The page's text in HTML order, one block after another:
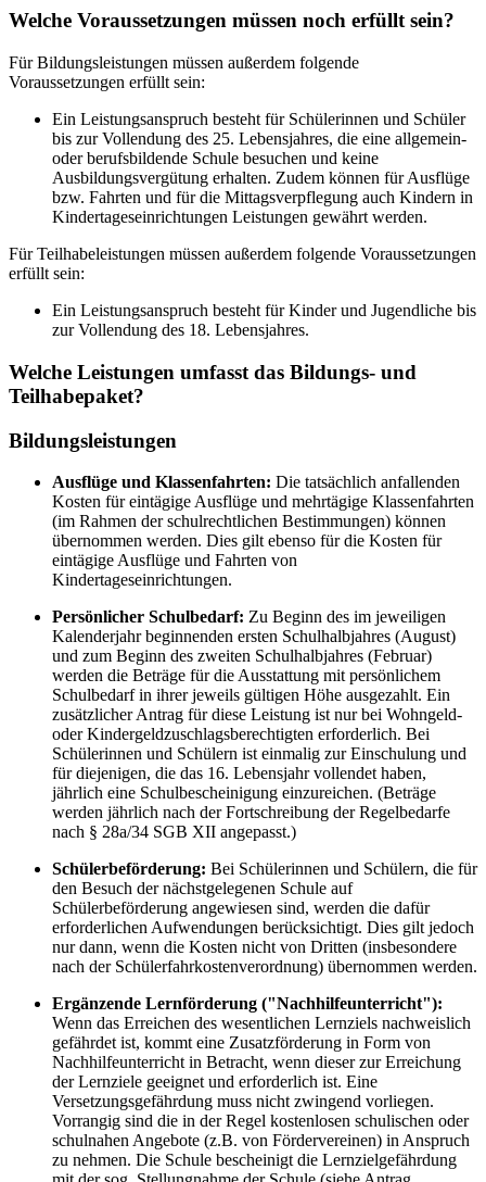
Welche Voraussetzungen müssen noch erfüllt sein?
Für Bildungsleistungen müssen außerdem folgende
Voraussetzungen erfüllt sein:
Ein Leistungsanspruch besteht für Schülerinnen und Schüler
bis zur Vollendung des 25. Lebensjahres, die eine allgemein-
oder berufsbildende Schule besuchen und keine
Ausbildungsvergütung erhalten. Zudem können für Ausflüge
bzw. Fahrten und für die Mittagsverpflegung auch Kindern in
Kindertageseinrichtungen Leistungen gewährt werden.
Für Teilhabeleistungen müssen außerdem folgende Voraussetzungen
erfüllt sein:
Ein Leistungsanspruch besteht für Kinder und Jugendliche bis
zur Vollendung des 18. Lebensjahres.
Welche Leistungen umfasst das Bildungs- und
Teilhabepaket?
Bildungsleistungen
Ausflüge und Klassenfahrten: Die tatsächlich anfallenden
Kosten für eintägige Ausflüge und mehrtägige Klassenfahrten
(im Rahmen der schulrechtlichen Bestimmungen) können
übernommen werden. Dies gilt ebenso für die Kosten für
eintägige Ausflüge und Fahrten von
Kindertageseinrichtungen.
Persönlicher Schulbedarf: Zu Beginn des im jeweiligen
Kalenderjahr beginnenden ersten Schulhalbjahres (August)
und zum Beginn des zweiten Schulhalbjahres (Februar)
werden die Beträge für die Ausstattung mit persönlichem
Schulbedarf in ihrer jeweils gültigen Höhe ausgezahlt. Ein
zusätzlicher Antrag für diese Leistung ist nur bei Wohngeld-
oder Kindergeldzuschlagsberechtigten erforderlich. Bei
Schülerinnen und Schülern ist einmalig zur Einschulung und
für diejenigen, die das 16. Lebensjahr vollendet haben,
jährlich eine Schulbescheinigung einzureichen. (Beträge
werden jährlich nach der Fortschreibung der Regelbedarfe
nach § 28a/34 SGB XII angepasst.)
Schülerbeförderung: Bei Schülerinnen und Schülern, die für
den Besuch der nächstgelegenen Schule auf
Schülerbeförderung angewiesen sind, werden die dafür
erforderlichen Aufwendungen berücksichtigt. Dies gilt jedoch
nur dann, wenn die Kosten nicht von Dritten (insbesondere
nach der Schülerfahrkostenverordnung) übernommen werden.
Ergänzende Lernförderung ("Nachhilfeunterricht"):
Wenn das Erreichen des wesentlichen Lernziels nachweislich
gefährdet ist, kommt eine Zusatzförderung in Form von
Nachhilfeunterricht in Betracht, wenn dieser zur Erreichung
der Lernziele geeignet und erforderlich ist. Eine
Versetzungsgefährdung muss nicht zwingend vorliegen.
Vorrangig sind die in der Regel kostenlosen schulischen oder
schulnahen Angebote (z.B. von Fördervereinen) in Anspruch
zu nehmen. Die Schule bescheinigt die Lernzielgefährdung